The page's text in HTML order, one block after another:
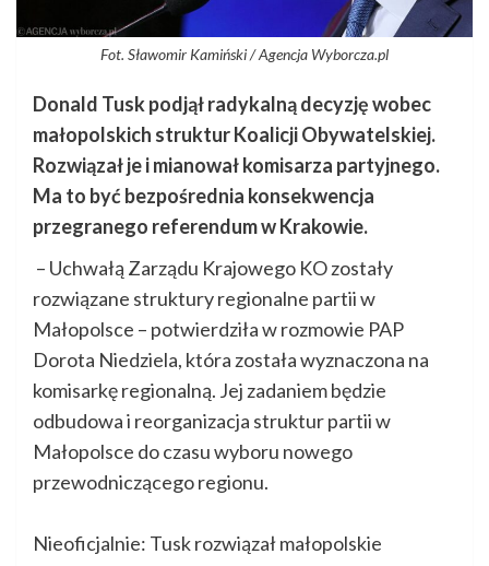
Fot. Sławomir Kamiński / Agencja Wyborcza.pl
Donald Tusk podjął radykalną decyzję wobec
małopolskich struktur Koalicji Obywatelskiej.
Rozwiązał je i mianował komisarza partyjnego.
Ma to być bezpośrednia konsekwencja
przegranego referendum w Krakowie.
– Uchwałą Zarządu Krajowego KO zostały
rozwiązane struktury regionalne partii w
Małopolsce – potwierdziła w rozmowie PAP
Dorota Niedziela, która została wyznaczona na
komisarkę regionalną. Jej zadaniem będzie
odbudowa i reorganizacja struktur partii w
Małopolsce do czasu wyboru nowego
przewodniczącego regionu.
Nieoficjalnie: Tusk rozwiązał małopolskie